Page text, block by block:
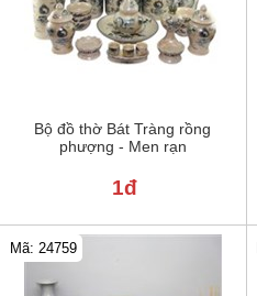
Bộ đồ thờ Bát Tràng rồng
phượng - Men rạn
1đ
Mã: 24759